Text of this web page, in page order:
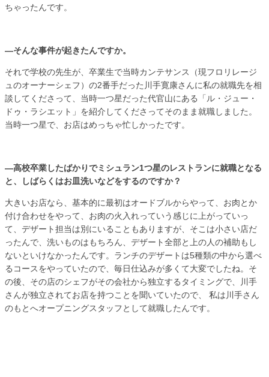
ちゃったんです。
―そんな事件が起きたんですか。
それで学校の先生が、卒業生で当時カンテサンス（現フロリレージ
ュのオーナーシェフ）の2番手だった川手寛康さんに私の就職先を相
談してくださって、当時一つ星だった代官山にある「ル・ジュー・
ドゥ・ラシエット」を紹介してくださってそのまま就職しました。
当時一つ星で、お店はめっちゃ忙しかったです。
―高校卒業したばかりでミシュラン1つ星のレストランに就職となる
と、しばらくはお皿洗いなどをするのですか？
大きいお店なら、基本的に最初はオードブルからやって、お肉とか
付け合わせをやって、お肉の火入れっていう感じに上がっていっ
て、デザート担当は別にいることもありますが、そこは小さい店だ
ったんで、洗いものはもちろん、デザート全部と上の人の補助もし
ないといけなかったんです。ランチのデザートは5種類の中から選べ
るコースをやっていたので、毎日仕込みが多くて大変でしたね。そ
の後、その店のシェフがその会社から独立するタイミングで、川手
さんが独立されてお店を持つことを聞いていたので、 私は川手さん
のもとへオープニングスタッフとして就職したんです。